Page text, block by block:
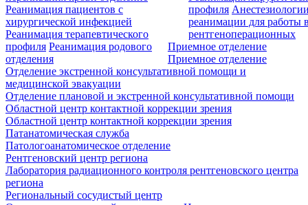
Реанимация пациентов с
хирургической инфекцией
Реанимация терапевтического
профиля Реанимация родового
отделения
профиля
реанимации для работы
рентгеноперационных
Приемное отделение
Приемное отделение
Отделение экстренной консультативной помощи и
медицинской эвакуации
Отделение плановой и экстренной консультативной помощи
Областной центр контактной коррекции зрения
Областной центр контактной коррекции зрения
Патанатомическая служба
Патологоанатомическое отделение
Рентгеновский центр региона
Лаборатория радиационного контроля рентгеновского центра
региона
Региональный сосудистый центр